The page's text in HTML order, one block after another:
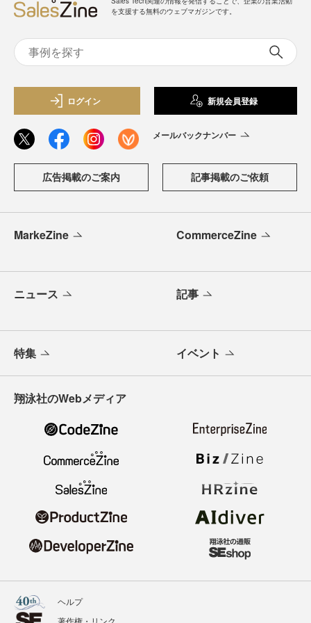
を支援する無料のウェブマガジンです。
ログイン 新規会員登録
メールバックナンバー
広告掲載のご案内 記事掲載のご依頼
MarkeZine CommerceZine
ニュース 記事
特集 イベント
翔泳社のWebメディア
ヘルプ
著作権・リンク